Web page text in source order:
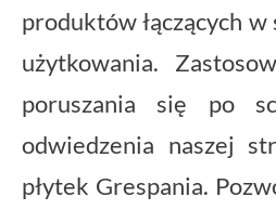
produktów łączących
użytkowania.
poruszania się po
odwiedzenia naszej
płytek Grespania.